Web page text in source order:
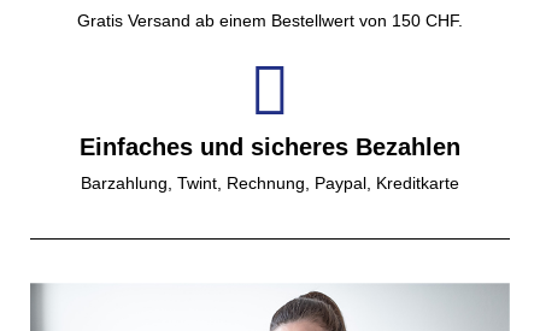
Gratis Versand ab einem Bestellwert von 150 CHF.
Einfaches und sicheres Bezahlen
Barzahlung, Twint, Rechnung, Paypal, Kreditkarte